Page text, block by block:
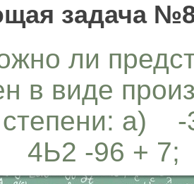
задача
ли
в виде
степени: а)
4Ь2 -96 +